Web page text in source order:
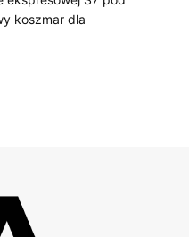
koszmar dla